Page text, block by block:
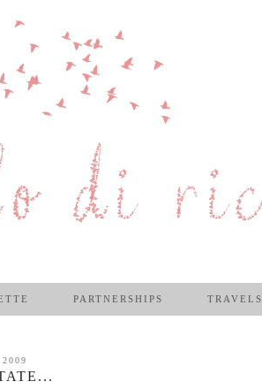
PARTNERSHIPS TRAVELS